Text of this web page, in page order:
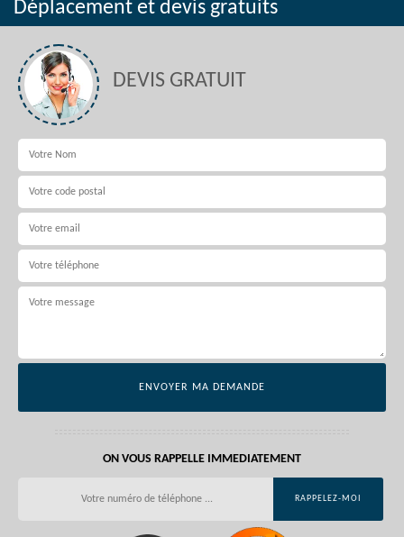
Déplacement et devis gratuits
DEVIS GRATUIT
ON VOUS RAPPELLE IMMEDIATEMENT